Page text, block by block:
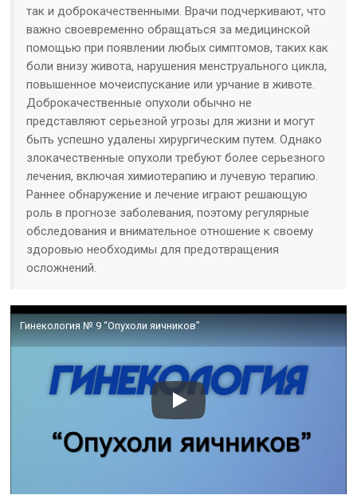
так и доброкачественными. Врачи подчеркивают, что
важно своевременно обращаться за медицинской
помощью при появлении любых симптомов, таких как
боли внизу живота, нарушения менструального цикла,
повышенное мочеиспускание или урчание в животе.
Доброкачественные опухоли обычно не
представляют серьезной угрозы для жизни и могут
быть успешно удалены хирургическим путем. Однако
злокачественные опухоли требуют более серьезного
лечения, включая химиотерапию и лучевую терапию.
Раннее обнаружение и лечение играют решающую
роль в прогнозе заболевания, поэтому регулярные
обследования и внимательное отношение к своему
здоровью необходимы для предотвращения
осложнений.
Гинекология № 9 “Опухоли яичников”